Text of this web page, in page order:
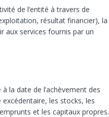
de l’entité à travers de
résultat financier), la
aux services fournis par un
la date de l’achèvement des
les stocks, les
et les capitaux propres.